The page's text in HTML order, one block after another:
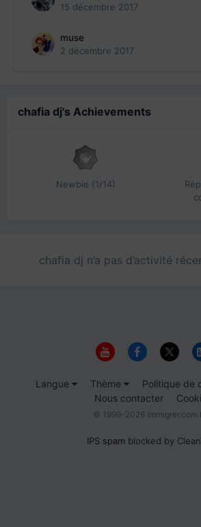
15 décembre 2017
muse
2 décembre 2017
chafia dj's Achievements
Newbie (1/14)
chafia dj n’a pas d’activité
Langue Thème
Politique de
Nous contacter
© 1999-2026 Immigrer.com
IPS spam blocked by